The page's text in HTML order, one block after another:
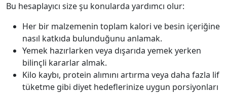
Bu hesaplayıcı size şu konularda yardımcı olur:
Her bir malzemenin toplam kalori ve besin içeriğine
nasıl katkıda bulunduğunu anlamak.
Yemek hazırlarken veya dışarıda yemek yerken
bilinçli kararlar almak.
Kilo kaybı, protein alımını artırma veya daha fazla lif
tüketme gibi diyet hedeflerinize uygun porsiyonları